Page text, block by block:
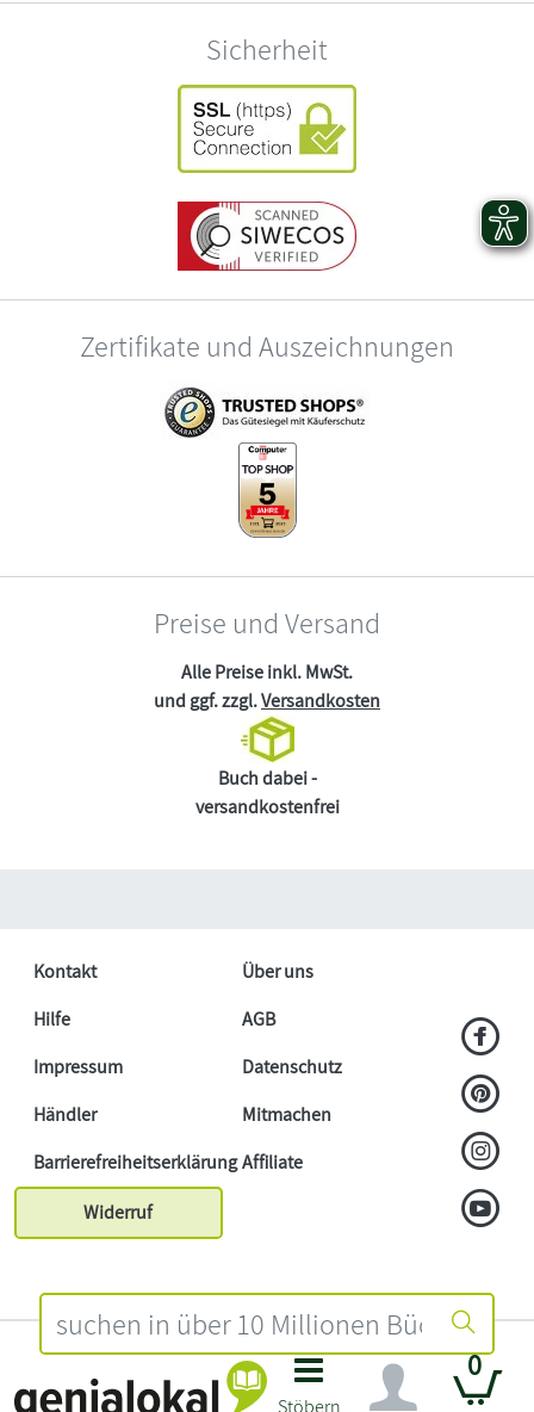
Stöbern
0
Sicherheit
Zertifikate und Auszeichnungen
Preise und Versand
Alle Preise inkl. MwSt.
und ggf. zzgl.Versandkosten
Buch dabei -
versandkostenfrei
Kontakt
Über uns
Hilfe
AGB
Impressum
Datenschutz
Händler
Mitmachen
BarrierefreiheitserklärungAffiliate
Widerruf